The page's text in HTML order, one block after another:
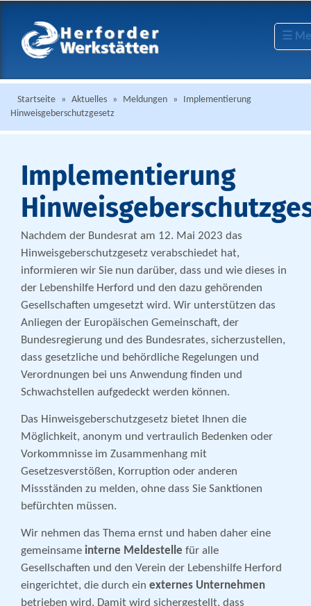
☰
Startseite » Aktuelles » Meldungen »
Implementierung
Hinweisgeberschutzgesetz
Implementierung
Nachdem der Bundesrat am 12. Mai 2023 das
Hinweisgeberschutzgesetz verabschiedet hat,
informieren wir Sie nun darüber, dass und wie dieses in
der Lebenshilfe Herford und den dazu gehörenden
Gesellschaften umgesetzt wird. Wir unterstützen das
Anliegen der Europäischen Gemeinschaft, der
Bundesregierung und des Bundesrates, sicherzustellen,
dass gesetzliche und behördliche Regelungen und
Verordnungen bei uns Anwendung finden und
Schwachstellen aufgedeckt werden können.
Das Hinweisgeberschutzgesetz bietet Ihnen die
Möglichkeit, anonym und vertraulich Bedenken oder
Vorkommnisse im Zusammenhang mit
Gesetzesverstößen, Korruption oder anderen
Missständen zu melden, ohne dass Sie Sanktionen
befürchten müssen.
Wir nehmen das Thema ernst und haben daher eine
gemeinsame interne Meldestelle für alle
Gesellschaften und den Verein der Lebenshilfe Herford
eingerichtet, die durch ein externes Unternehmen
betrieben wird. Damit wird sichergestellt, dass